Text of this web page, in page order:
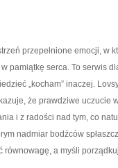
przepełnione emocji, w
pamiątkę serca. To serwis
„kocham” inaczej.
że prawdziwe uczucie
i z radości nad tym, co
nadmiar bodźców
równowagę, a myśli